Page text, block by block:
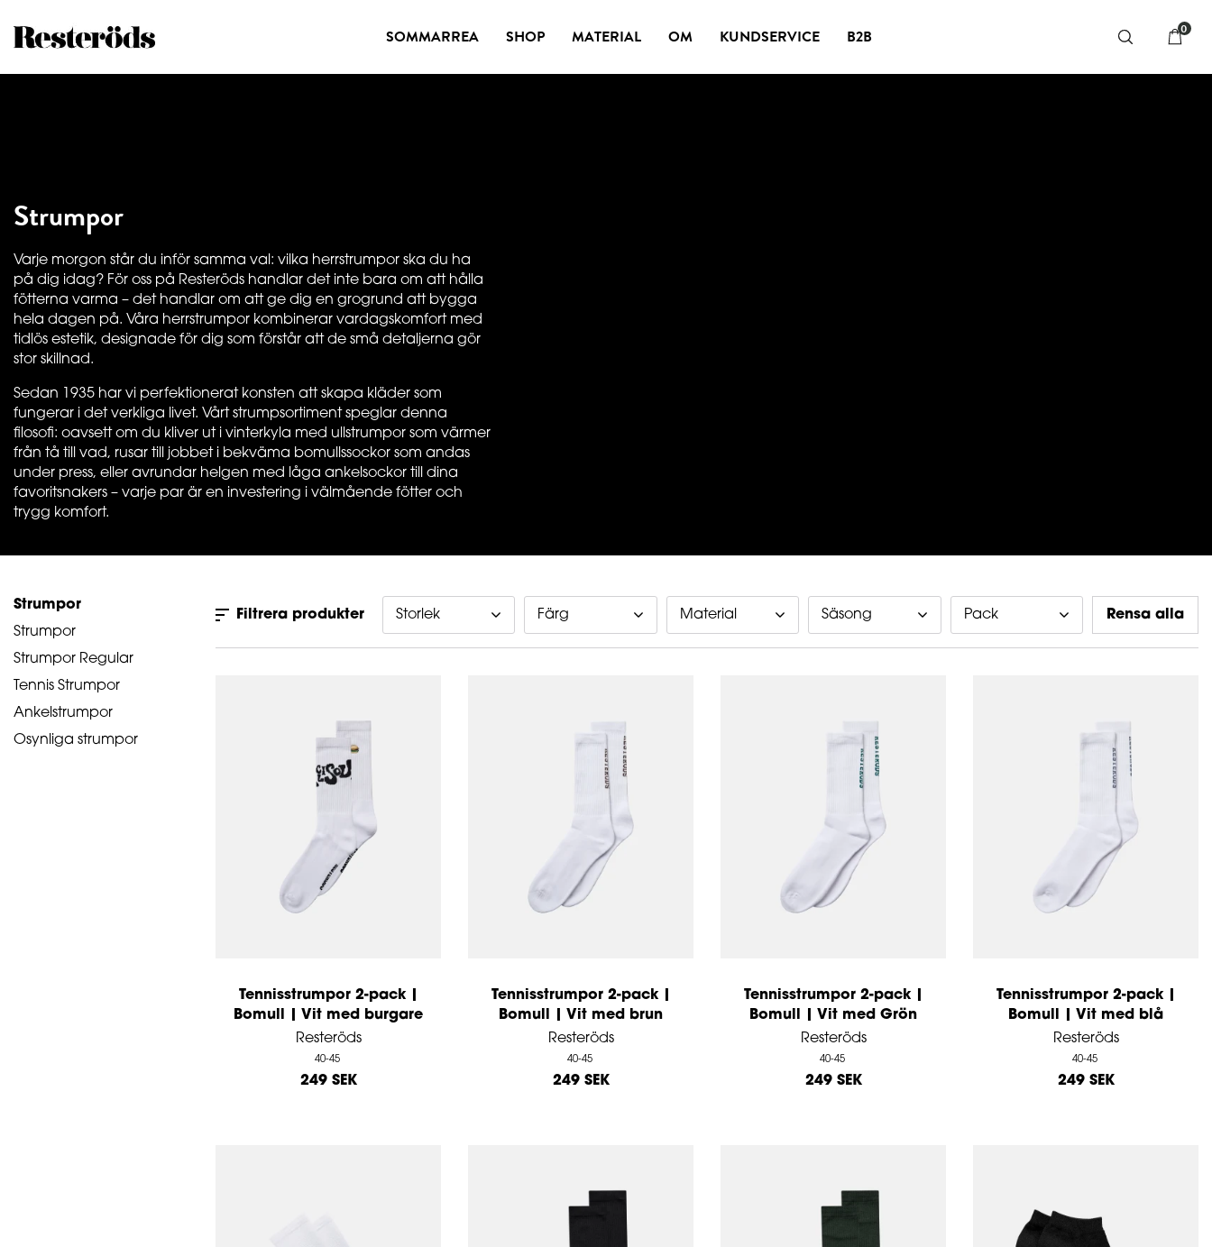
SOMMARREA SHOP MATERIAL OM KUNDSERVICE B2B 0
Strumpor
Varje morgon står du inför samma val: vilka herrstrumpor ska du ha
på dig idag? För oss på Resteröds handlar det inte bara om att hålla
fötterna varma – det handlar om att ge dig en grogrund att bygga
hela dagen på. Våra herrstrumpor kombinerar vardagskomfort med
tidlös estetik, designade för dig som förstår att de små detaljerna gör
stor skillnad.
Sedan 1935 har vi perfektionerat konsten att skapa kläder som
fungerar i det verkliga livet. Vårt strumpsortiment speglar denna
filosofi: oavsett om du kliver ut i vinterkyla med ullstrumpor som värmer
från tå till vad, rusar till jobbet i bekväma bomullssockor som andas
under press, eller avrundar helgen med låga ankelsockor till dina
favoritsnakers – varje par är en investering i välmående fötter och
trygg komfort.
Strumpor
Strumpor
Strumpor Regular
Tennis Strumpor
Ankelstrumpor
Osynliga strumpor
Filtrera produkter Storlek Färg Material Säsong Pack Rensa alla
Tennisstrumpor 2-pack |
Bomull | Vit med burgare
Resteröds
40-45
249 SEK
Tennisstrumpor 2-pack |
Bomull | Vit med brun
Resteröds
40-45
249 SEK
Tennisstrumpor 2-pack |
Bomull | Vit med Grön
Resteröds
40-45
249 SEK
Tennisstrumpor 2-pack |
Bomull | Vit med blå
Resteröds
40-45
249 SEK